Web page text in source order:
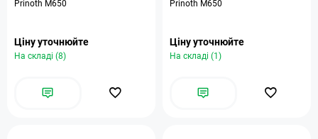
Prinoth M650
Ціну уточнюйте
На складі (8)
Prinoth M650
Ціну уточнюйте
На складі (1)